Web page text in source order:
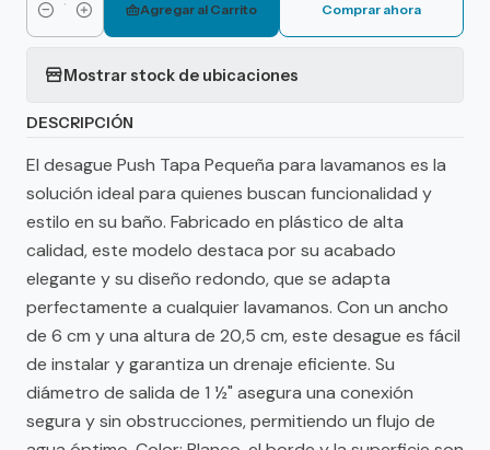
Cantidad
Agregar al Carrito Comprar ahora
Mostrar stock de ubicaciones
DESCRIPCIÓN
El desague Push Tapa Pequeña para lavamanos es la
solución ideal para quienes buscan funcionalidad y
estilo en su baño. Fabricado en plástico de alta
calidad, este modelo destaca por su acabado
elegante y su diseño redondo, que se adapta
perfectamente a cualquier lavamanos. Con un ancho
de 6 cm y una altura de 20,5 cm, este desague es fácil
de instalar y garantiza un drenaje eficiente. Su
diámetro de salida de 1 ½" asegura una conexión
segura y sin obstrucciones, permitiendo un flujo de